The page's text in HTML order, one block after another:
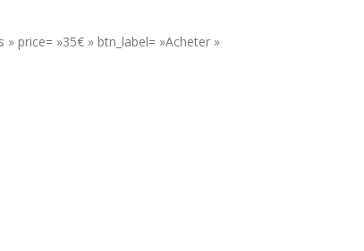
price= »35€ » btn_label= »Acheter »